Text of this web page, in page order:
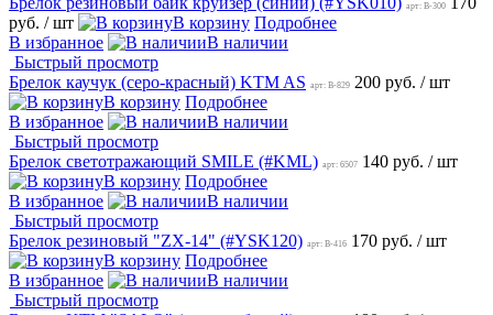
арт: B-300
руб. / шт В корзину Подробнее
В избранное
В наличии
Быстрый просмотр
Брелок каучук (серо-красный) KTM AS арт: B-829 200 руб. / шт
В корзину Подробнее
В избранное
В наличии
Быстрый просмотр
Брелок светотражающий SMILE (#KML) арт: 6507 140 руб. / шт
В корзину Подробнее
В избранное
В наличии
Быстрый просмотр
Брелок резиновый "ZX-14" (#YSK120) арт: B-416 170 руб. / шт
В корзину Подробнее
В избранное
В наличии
Быстрый просмотр